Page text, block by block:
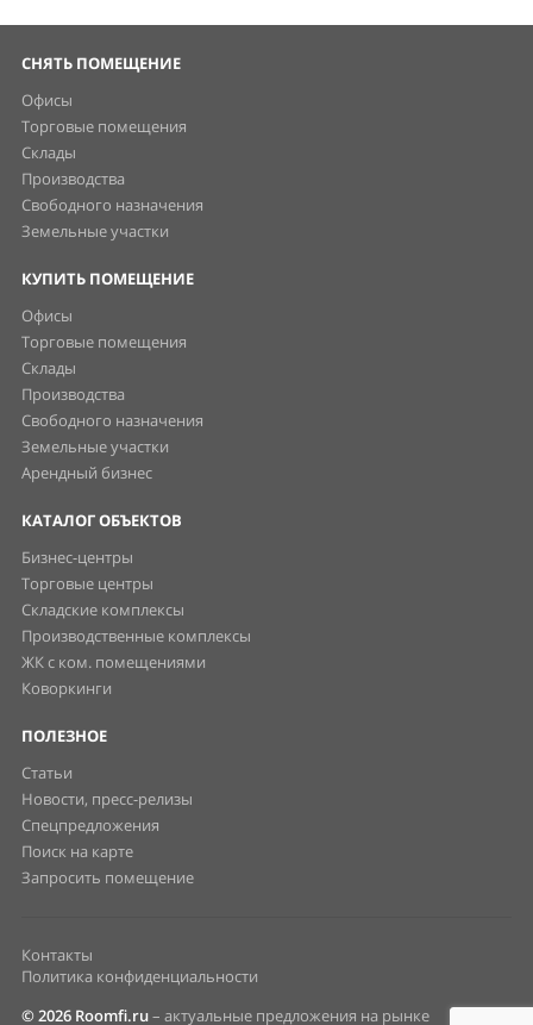
СНЯТЬ ПОМЕЩЕНИЕ
Офисы
Торговые помещения
Склады
Производства
Свободного назначения
Земельные участки
КУПИТЬ ПОМЕЩЕНИЕ
Офисы
Торговые помещения
Склады
Производства
Свободного назначения
Земельные участки
Арендный бизнес
КАТАЛОГ ОБЪЕКТОВ
Бизнес-центры
Торговые центры
Складские комплексы
Производственные комплексы
ЖК с ком. помещениями
Коворкинги
ПОЛЕЗНОЕ
Статьи
Новости, пресс-релизы
Спецпредложения
Поиск на карте
Запросить помещение
Контакты
Политика конфиденциальности
© 2026 Roomfi.ru– актуальные предложения на рынке